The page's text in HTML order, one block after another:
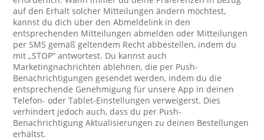
auf den Erhalt solcher Mitteilungen ändern möchtest,
kannst du dich über den Abmeldelink in den
entsprechenden Mitteilungen abmelden oder Mitteilungen
per SMS gemäß geltendem Recht abbestellen, indem du
mit „STOP“ antwortest. Du kannst auch
Marketingnachrichten ablehnen, die per Push-
Benachrichtigungen gesendet werden, indem du die
entsprechende Genehmigung für unsere App in deinen
Telefon- oder Tablet-Einstellungen verweigerst. Dies
verhindert jedoch auch, dass du per Push-
Benachrichtigung Aktualisierungen zu deinen Bestellungen
erhältst.